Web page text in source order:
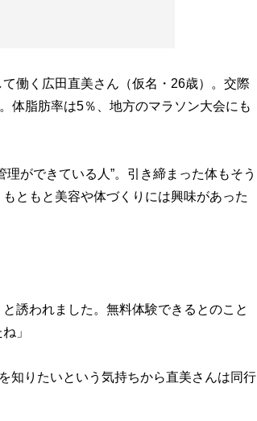
働く広田直美さん（仮名・26歳）。交際
体脂肪率は5％、地方のマラソン大会にも
ができている人”。引き締まった体もそう
ともと美容や体づくりには興味があった
誘われました。無料体験できるとのこと
」
知りたいという気持ちから直美さんは同行